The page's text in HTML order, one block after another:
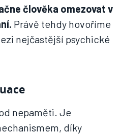
člověka omezovat v
Právě tehdy hovoříme
nejčastější psychické
nepaměti. Je
díky